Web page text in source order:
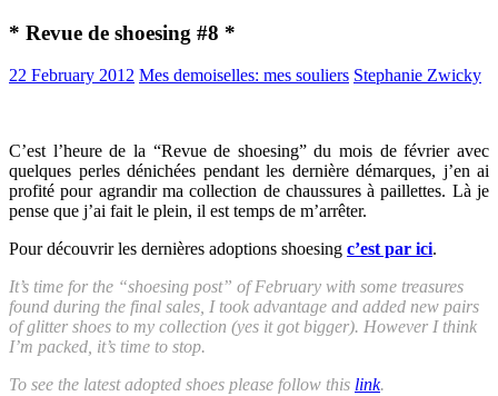
* Revue de shoesing #8 *
22 February 2012 Mes demoiselles: mes souliers Stephanie Zwicky
C’est l’heure de la “Revue de shoesing” du mois de février avec
quelques perles dénichées pendant les dernière démarques, j’en ai
profité pour agrandir ma collection de chaussures à paillettes. Là je
pense que j’ai fait le plein, il est temps de m’arrêter.
Pour découvrir les dernières adoptions shoesing c’est par ici.
It’s time for the “shoesing post” of February with some treasures
found during the final sales, I took advantage and added new pairs
of glitter shoes to my collection (yes it got bigger). However I think
I’m packed, it’s time to stop.
To see the latest adopted shoes please follow this link.